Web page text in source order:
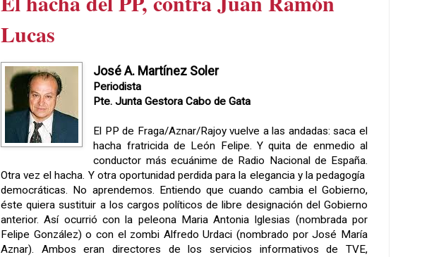
Lucas
José A. Martínez Soler
Periodista
Pte. Junta Gestora Cabo de Gata
El PP de Fraga/Aznar/Rajoy vuelve a las andadas: saca el
hacha fratricida de León Felipe. Y quita de enmedio al
conductor más ecuánime de Radio Nacional de España.
Otra vez el hacha. Y otra oportunidad perdida para la elegancia y la pedagogía
democráticas. No aprendemos. Entiendo que cuando cambia el Gobierno,
éste quiera sustituir a los cargos políticos de libre designación del Gobierno
anterior. Así ocurrió con la peleona Maria Antonia Iglesias (nombrada por
Felipe González) o con el zombi Alfredo Urdaci (nombrado por José María
Aznar). Ambos eran directores de los servicios informativos de TVE,